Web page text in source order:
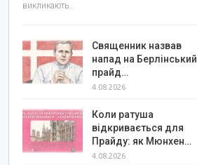
викликають…
Священник назвав
напад на Берлінський
прайд…
4.08.2026
Коли ратуша
відкривається для
Прайду: як Мюнхен…
4.08.2026